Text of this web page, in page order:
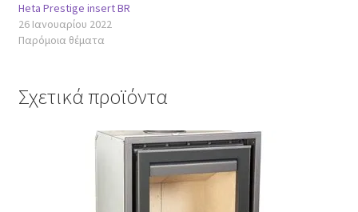
Heta Prestige insert BR
26 Ιανουαρίου 2022
Παρόμοια θέματα
Σχετικά προϊόντα